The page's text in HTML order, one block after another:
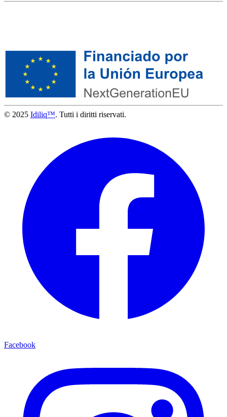
© 2025 Idiliq™. Tutti i diritti riservati.
Facebook